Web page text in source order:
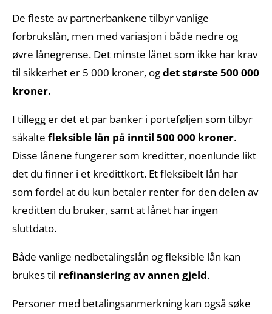
De fleste av partnerbankene tilbyr vanlige
forbrukslån, men med variasjon i både nedre og
øvre lånegrense. Det minste lånet som ikke har krav
til sikkerhet er 5 000 kroner, ogdet største 500 000
kroner.
I tillegg er det et par banker i porteføljen som tilbyr
såkaltefleksible lån på inntil 500 000 kroner.
Disse lånene fungerer som kreditter, noenlunde likt
det du finner i et kredittkort. Et fleksibelt lån har
som fordel at du kun betaler renter for den delen av
kreditten du bruker, samt at lånet har ingen
sluttdato.
Både vanlige nedbetalingslån og fleksible lån kan
brukes til refinansiering av annen gjeld.
Personer med betalingsanmerkning kan også søke